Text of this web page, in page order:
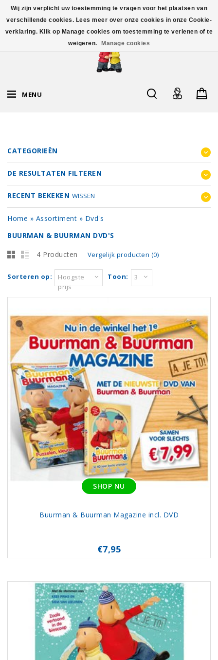
MENU
CATEGORIEËN
DE RESULTATEN FILTEREN
RECENT BEKEKEN WISSEN
Home » Assortiment » Dvd's
BUURMAN & BUURMAN DVD'S
4 Producten Vergelijk producten (0)
Sorteren op:
Hoogste
prijs
Toon: 3
SHOP NU
Buurman & Buurman Magazine incl. DVD
€7,95
Wij zijn verplicht uw toestemming te vragen voor het plaatsen van
verschillende cookies. Lees meer over onze cookies in onze Cookie-
verklaring. Klik op Manage cookies om toestemming te verlenen of te
weigeren.
Manage cookies